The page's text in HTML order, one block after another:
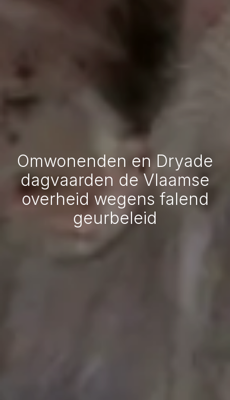
Omwonenden en Dryade
dagvaarden de Vlaamse
overheid wegens falend
geurbeleid